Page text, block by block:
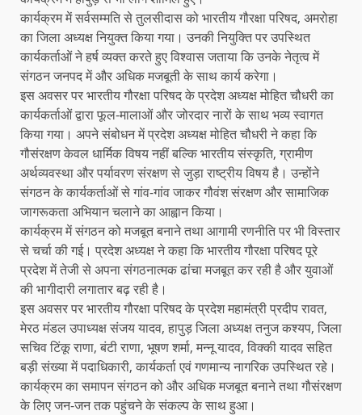
कार्यक्रम में सर्वसम्मति से तुलसीदास को भारतीय गौरक्षा परिषद, अमरोहा
का जिला अध्यक्ष नियुक्त किया गया। उनकी नियुक्ति पर उपस्थित
कार्यकर्ताओं ने हर्ष व्यक्त करते हुए विश्वास जताया कि उनके नेतृत्व में
संगठन जनपद में और अधिक मजबूती के साथ कार्य करेगा।
इस अवसर पर भारतीय गौरक्षा परिषद के प्रदेश अध्यक्ष मोहित चौधरी का
कार्यकर्ताओं द्वारा फूल-मालाओं और जोरदार नारों के साथ भव्य स्वागत
किया गया। अपने संबोधन में प्रदेश अध्यक्ष मोहित चौधरी ने कहा कि
गौसंरक्षण केवल धार्मिक विषय नहीं बल्कि भारतीय संस्कृति, ग्रामीण
अर्थव्यवस्था और पर्यावरण संरक्षण से जुड़ा राष्ट्रीय विषय है। उन्होंने
संगठन के कार्यकर्ताओं से गांव-गांव जाकर गौवंश संरक्षण और सामाजिक
जागरूकता अभियान चलाने का आह्वान किया।
कार्यक्रम में संगठन को मजबूत बनाने तथा आगामी रणनीति पर भी विस्तार
से चर्चा की गई। प्रदेश अध्यक्ष ने कहा कि भारतीय गौरक्षा परिषद पूरे
प्रदेश में तेजी से अपना संगठनात्मक ढांचा मजबूत कर रही है और युवाओं
की भागीदारी लगातार बढ़ रही है।
इस अवसर पर भारतीय गौरक्षा परिषद के प्रदेश महामंत्री प्रदीप रावत,
मेरठ मंडल उपाध्यक्ष संजय यादव, हापुड़ जिला अध्यक्ष तनुज कश्यप, जिला
सचिव टिंकू राणा, बंटी राणा, भूषण शर्मा, मन्नू यादव, विक्की यादव सहित
बड़ी संख्या में पदाधिकारी, कार्यकर्ता एवं गणमान्य नागरिक उपस्थित रहे।
कार्यक्रम का समापन संगठन को और अधिक मजबूत बनाने तथा गौसंरक्षण
के लिए जन-जन तक पहुंचने के संकल्प के साथ हुआ।